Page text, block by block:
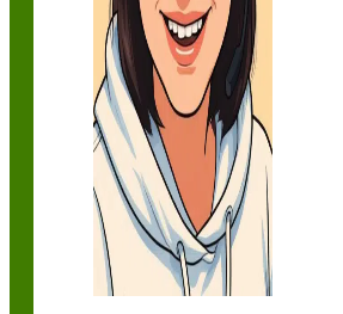
GRAMINÉES
FOURRAGÈRES